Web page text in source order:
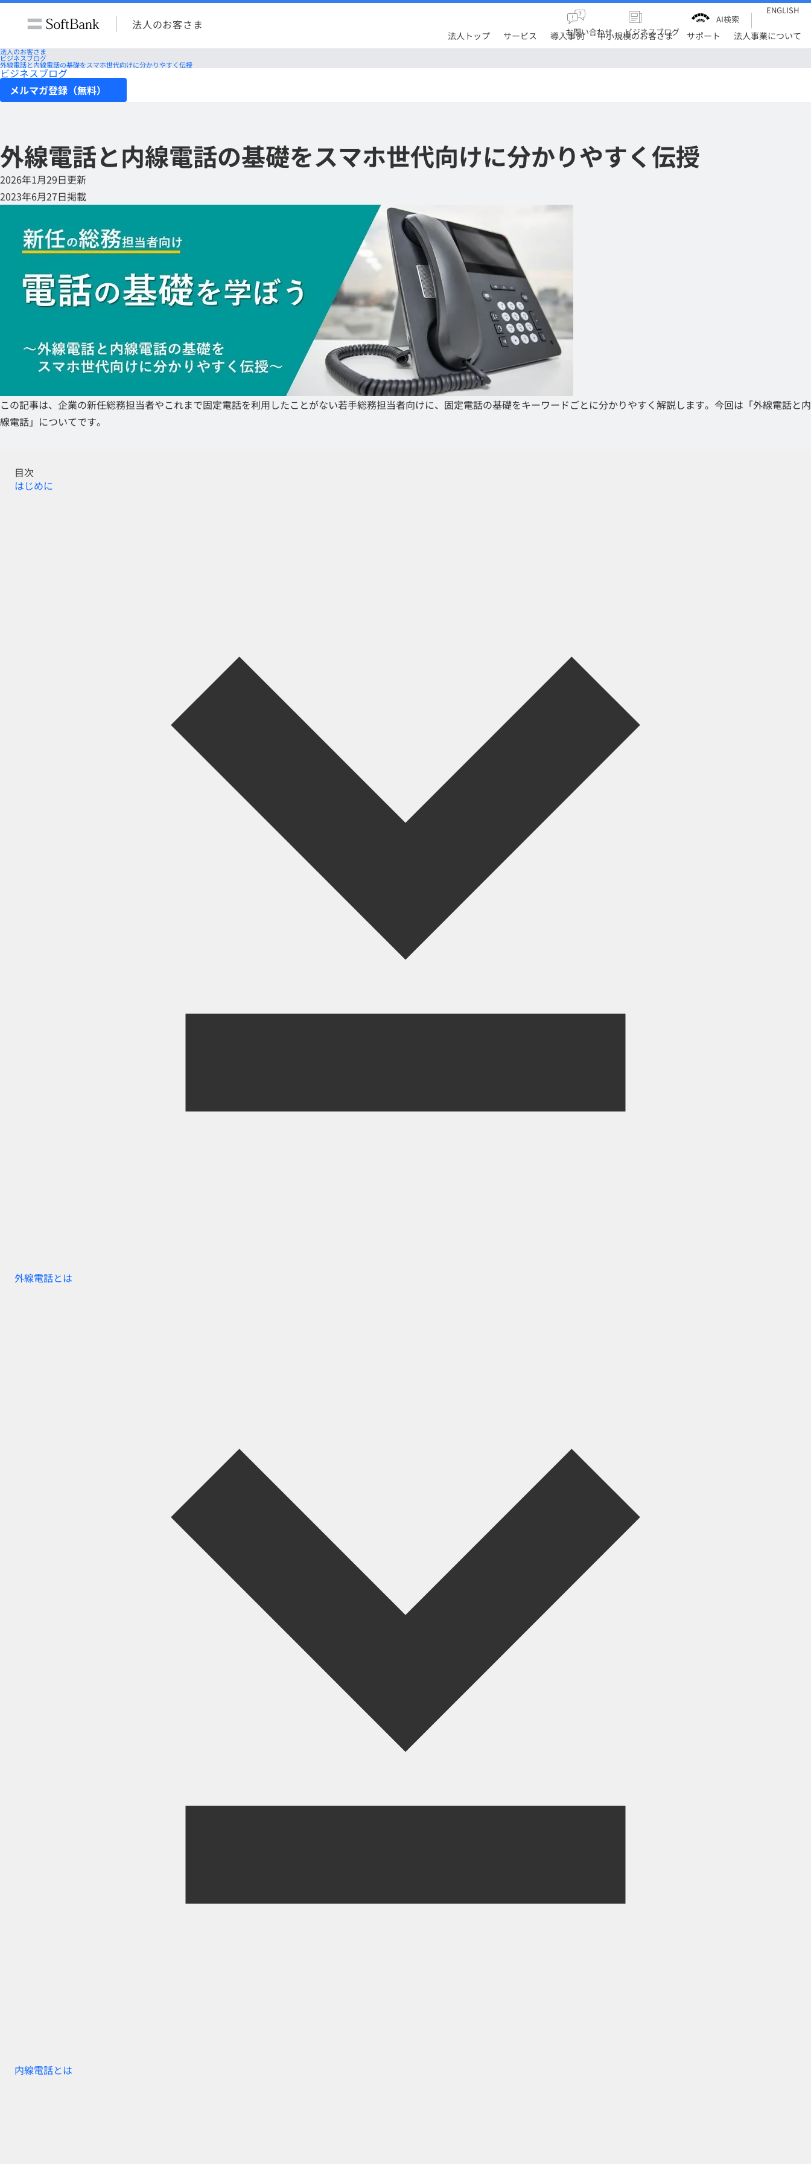
法人のお客さま
法人トップ サービス 導入事例 中小規模のお客さま サポート 法人事業について
お問い合わせ ビジネスブログ
AI検索
ENGLISH
法人のお客さま
ビジネスブログ
外線電話と内線電話の基礎をスマホ世代向けに分かりやすく伝授
ビジネスブログ
メルマガ登録（無料）
外線電話と内線電話の基礎をスマホ世代向けに分かりやすく伝授
2026年1月29日更新
2023年6月27日掲載
この記事は、企業の新任総務担当者やこれまで固定電話を利用したことがない若手総務担当者向けに、固定電話の基礎をキーワードごとに分かりやすく解説します。今回は「外線電話と内
線電話」についてです。
目次
はじめに
外線電話とは
内線電話とは